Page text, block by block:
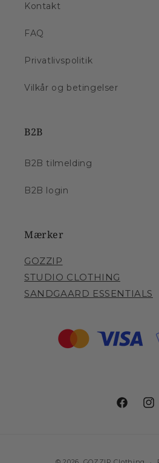
Kontakt
FAQ
Privatlivspolitik
Vilkår og betingelser
B2B
B2B tilmelding
B2B login
Mærker
GOZZIP
STUDIO CLOTHING
SANDGAARD ESSENTIALS
Facebook